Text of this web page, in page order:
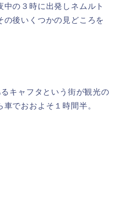
の３時に出発しネムルト
の後いくつかの見どころを
キャフタという街が観光の
でおおよそ１時間半。